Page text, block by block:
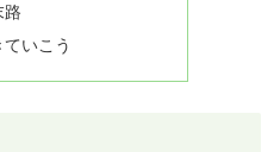
路
いこう